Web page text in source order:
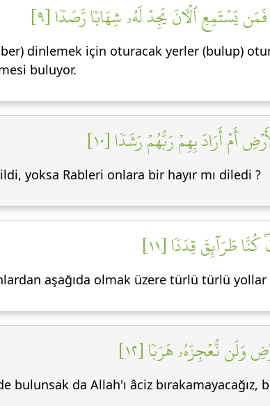
يَسۡتَمِعِ ٱلۡأٓنَ يَجِدۡ لَهُۥ شِهَابٗا رَّصَدٗا [٩]
dinlemek için oturacak yerler (bulup)
buluyor.
أَمۡ أَرَادَ بِهِمۡ رَبُّهُمۡ رَشَدٗا [١٠]
yoksa Rableri onlara bir hayır mı diledi ?
طَرَآئِقَ قِدَدٗا [١١]
aşağıda olmak üzere türlü türlü
وَلَن نُّعۡجِزَهُۥ هَرَبٗا [١٢]
bulunsak da Allah'ı âciz